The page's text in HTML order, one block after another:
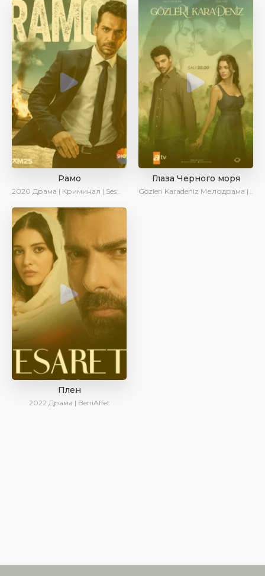
Рамо
2020 Драма | Криминал | SesDizi | Ирина Котова
Глаза Черного моря
Gözleri Karadeniz Мелодрама | Драма | Новинки | Сериалы 2025
Плен
2022 Драма | BeniAffet